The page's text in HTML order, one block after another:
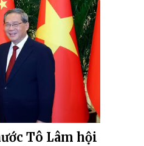
Tô Lâm hội